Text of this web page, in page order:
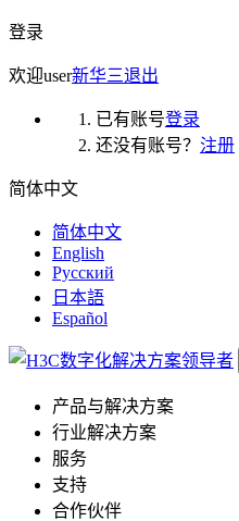
登录
欢迎user新华三退出
已有账号登录
还没有账号？ 注册
简体中文
简体中文
English
Русский
日本語
Español
产品与解决方案
行业解决方案
服务
支持
合作伙伴